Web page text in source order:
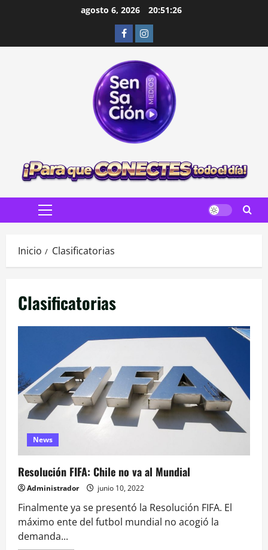
agosto 6, 2026 20:51:27
FacebookInstagram
Menú
Inicio Clasificatorias
Clasificatorias
News
Resolución FIFA: Chile no va al Mundial
Administrador junio 10, 2022
Finalmente ya se presentó la Resolución FIFA. El
máximo ente del futbol mundial no acogió la
demanda...